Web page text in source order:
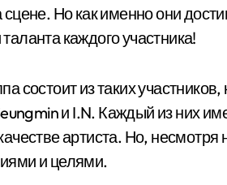
сцене. Но как именно они
каждого участника!
состоит из таких
и I.N. Каждый из них
артиста. Но,
и целями.